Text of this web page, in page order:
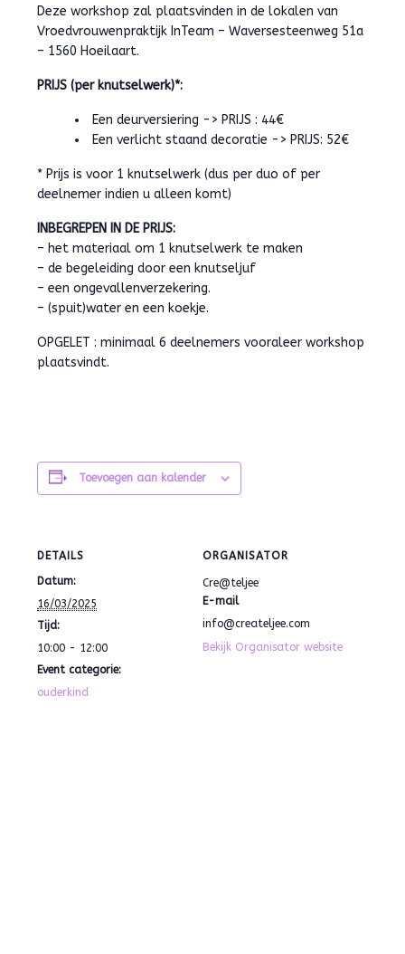
Deze workshop zal plaatsvinden in de lokalen van
Vroedvrouwenpraktijk InTeam – Waversesteenweg 51a
– 1560 Hoeilaart.
PRIJS (per knutselwerk)*:
Een deurversiering -> PRIJS : 44€
Een verlicht staand decoratie -> PRIJS: 52€
* Prijs is voor 1 knutselwerk (dus per duo of per
deelnemer indien u alleen komt)
INBEGREPEN IN DE PRIJS:
– het materiaal om 1 knutselwerk te maken
– de begeleiding door een knutseljuf
– een ongevallenverzekering.
– (spuit)water en een koekje.
OPGELET : minimaal 6 deelnemers vooraleer workshop
plaatsvindt.
Toevoegen aan kalender
DETAILS
Datum:
16/03/2025
Tijd:
10:00 - 12:00
Event categorie:
ouderkind
ORGANISATOR
Cre@teljee
E-mail
info@createljee.com
Bekijk Organisator website